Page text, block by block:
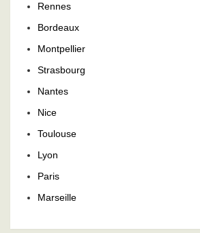
Rennes
Bordeaux
Montpellier
Strasbourg
Nantes
Nice
Toulouse
Lyon
Paris
Marseille